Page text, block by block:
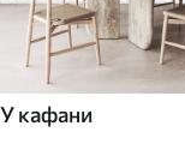
У кафани